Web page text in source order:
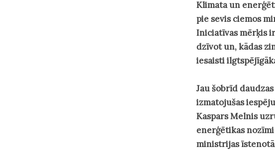
Klimata un
pie sevis ciemos
Iniciatīvas mērķis
dzīvot un, kādas
iesaisti
Jau šobrīd
izmatojušas
Kaspars Melnis
enerģētikas
ministrijas